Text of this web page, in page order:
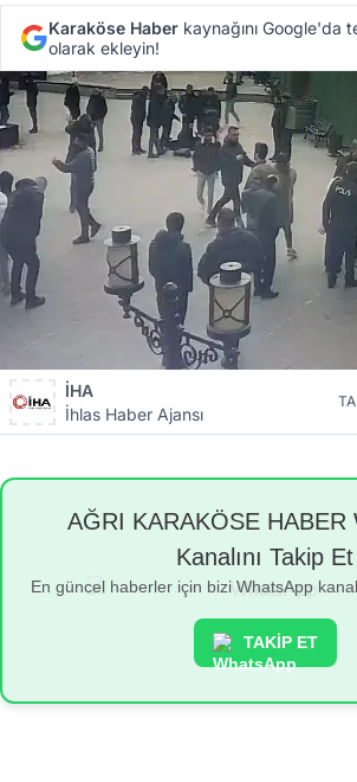
Karaköse Haber kaynağını Google'da
olarak ekleyin!
İHA
İhlas Haber Ajansı
AĞRI KARAKÖSE HABER
Kanalını Takip Et
En güncel haberler için bizi WhatsApp
TAKİP ET